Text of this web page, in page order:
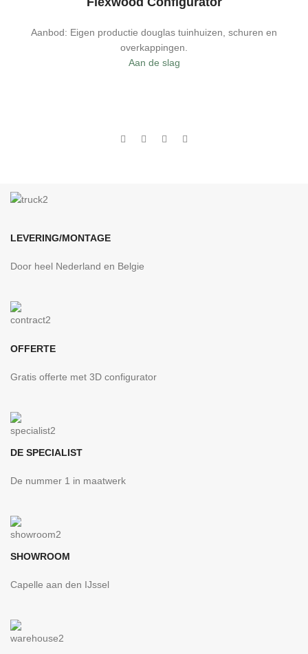
Aanbod: Eigen productie douglas tuinhuizen, schuren en
overkappingen.
Aan de slag
LEVERING/MONTAGE
Door heel Nederland en Belgie
OFFERTE
Gratis offerte met 3D configurator
DE SPECIALIST
De nummer 1 in maatwerk
SHOWROOM
Capelle aan den IJssel